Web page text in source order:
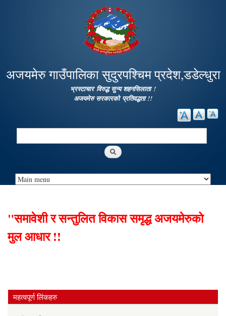
main
content
अजयमेरु गाउँपालिका सुदुरपश्चिम प्रदेश,डडेल्धुरा
भ्रस्टाचार विरुद्ध सुन्य शहनसिलाता !
अजयमेरु सरकारको प्रतिवद्धता !!
Search
"समावेशी र सन्तुलित विकास समृद्ध अजयमेरुको
मुल आधार !!
महत्वपूर्ण लिंकहरु